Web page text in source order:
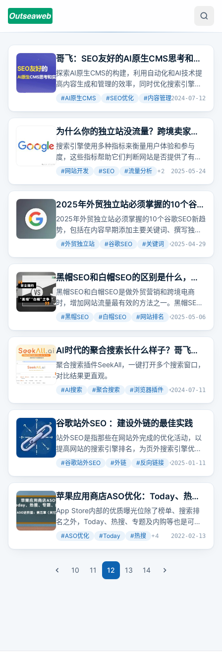
哥飞：SEO友好的AI原生CMS思考和实
践 Part 1
探索AI原生CMS的构建，利用自动化和AI技术提
高内容生成和管理的效率，同时优化搜索引擎排
名。这种系统不仅提升了内容的质量，还通过自
思路。
#AI原生CMS #SEO优化 #内容管理系统 +2
2024-07-12
为什么你的独立站没流量？跨境卖家必
学的Google SEO实战技巧！
搜索引擎使用多种指标来衡量用户体验和参与
度，这些指标帮助它们判断网站是否提供了有价
值和用户友好的内容。跳出率、停留时间和用户
参与度？哪些工具和技术可以提高网站内容的可
读性？
#网站开发 #SEO #流量分析 +2 2025-05-24
2025年外贸独立站必须掌握的10个谷歌
SEO新趋势（90%人不知道）
2025年外贸独立站必须掌握的10个谷歌SEO新趋
势，包括在内容早期添加主要关键词、撰写独特
的标题等。这些趋势能帮助提高网站的搜索引擎
#外贸独立站 #谷歌SEO #关键词 +7
2025-04-29
黑帽SEO和白帽SEO的区别是什么，做
独立站排名应该选择那种SEO好！
黑帽SEO和白帽SEO是做外贸营销和跨境电商
时，增加网站流量最有效的方法之一。黑帽SEO
指的是使用违反搜索引擎质量规范的优化方法提
法，使用符合主流搜索引擎发行方针规定，系统
地提高网站在搜索结果中的排名。
#黑帽SEO #白帽SEO #网站排名 +2
2025-05-06
AI时代的聚合搜索长什么样子？哥飞帮
你做出来了
聚合搜索插件SeekAll，一键打开多个搜索窗口，
对比结果更直观。
#AI搜索 #聚合搜索 #浏览器插件 +2
2024-07-11
谷歌站外SEO ：建设外链的最佳实践
站外SEO是指那些在网站外完成的优化活动，以
提高网站的搜索引擎排名，为页外搜索引擎优化
建立反向链接、鼓励品牌搜索以及增加社交媒体
你投信任票，当你获得越多的反向链接，意味着
你的内容受到越多人的信任，网站排名自然将受
到积极影响。
#谷歌站外SEO #外链 #反向链接 +5
2025-01-11
苹果应用商店ASO优化：Today、热
搜、专题、内购、预定优化介绍（进阶
篇五）
App Store内部的优质曝光位除了榜单、搜索排
名之外，Today、热搜、专题及内购等也是可以
带来流量的。如何申请Today、登上热搜、进入
#ASO优化 #Today #热搜 +4 2022-02-13
10 11 12 13 14